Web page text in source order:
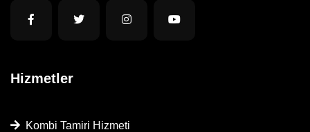
Hizmetler
Kombi Tamiri Hizmeti